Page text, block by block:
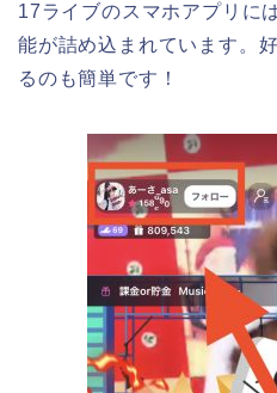
17ライブのスマホアプリに
能が詰め込まれています。
るのも簡単です！